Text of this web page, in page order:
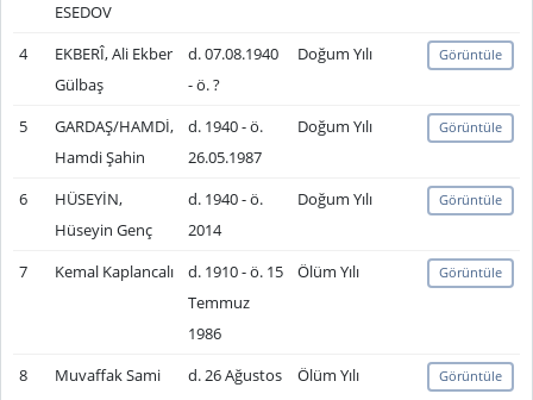
ESEDOV
4
EKBERÎ, Ali Ekber
Gülbaş
d. 07.08.1940
- ö. ?
Doğum Yılı Görüntüle
5
GARDAŞ/HAMDİ,
Hamdi Şahin
d. 1940 - ö.
26.05.1987
Doğum Yılı Görüntüle
6
HÜSEYİN,
Hüseyin Genç
d. 1940 - ö.
2014
Doğum Yılı Görüntüle
7 Kemal Kaplancalı
d. 1910 - ö. 15
Temmuz
1986
Ölüm Yılı Görüntüle
8
Muvaffak Sami
d. 26 Ağustos
Ölüm Yılı Görüntüle